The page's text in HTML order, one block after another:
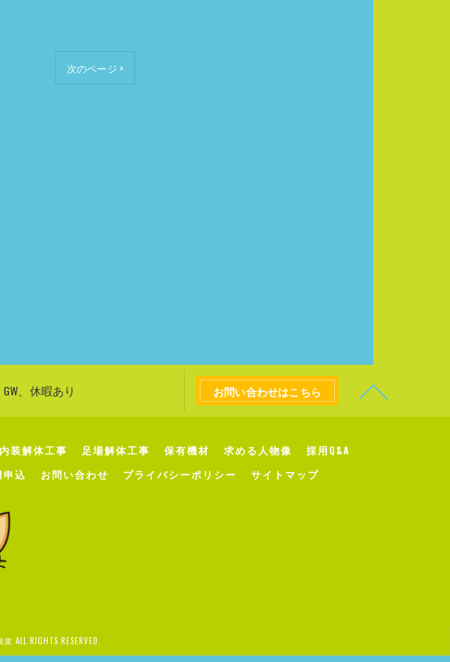
次のページ >
、休暇あり お問い合わせはこちら
内装解体工事 足場解体工事 保有機材 求める人物像
採用Q&A
申込 お問い合わせ プライバシーポリシー サイトマップ
RIGHTS RESERVED.